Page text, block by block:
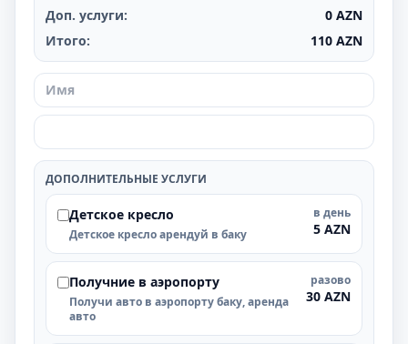
Доп. услуги:
0 AZN
Итого:
110 AZN
ДОПОЛНИТЕЛЬНЫЕ УСЛУГИ
Детское кресло
Детское кресло арендуй в баку
в день
5 AZN
Получние в аэропорту
Получи авто в аэропорту баку, аренда
авто
разово
30 AZN